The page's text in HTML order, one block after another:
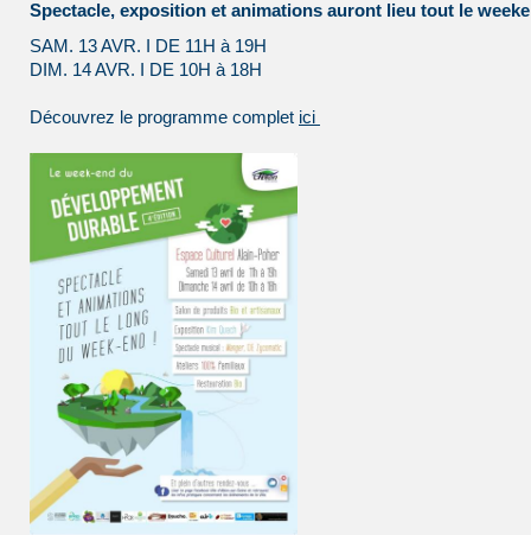
Spectacle, exposition et animations auront lieu tout le
SAM. 13 AVR. I DE 11H à 19H
DIM. 14 AVR. I DE 10H à 18H
Découvrez le programme complet ici